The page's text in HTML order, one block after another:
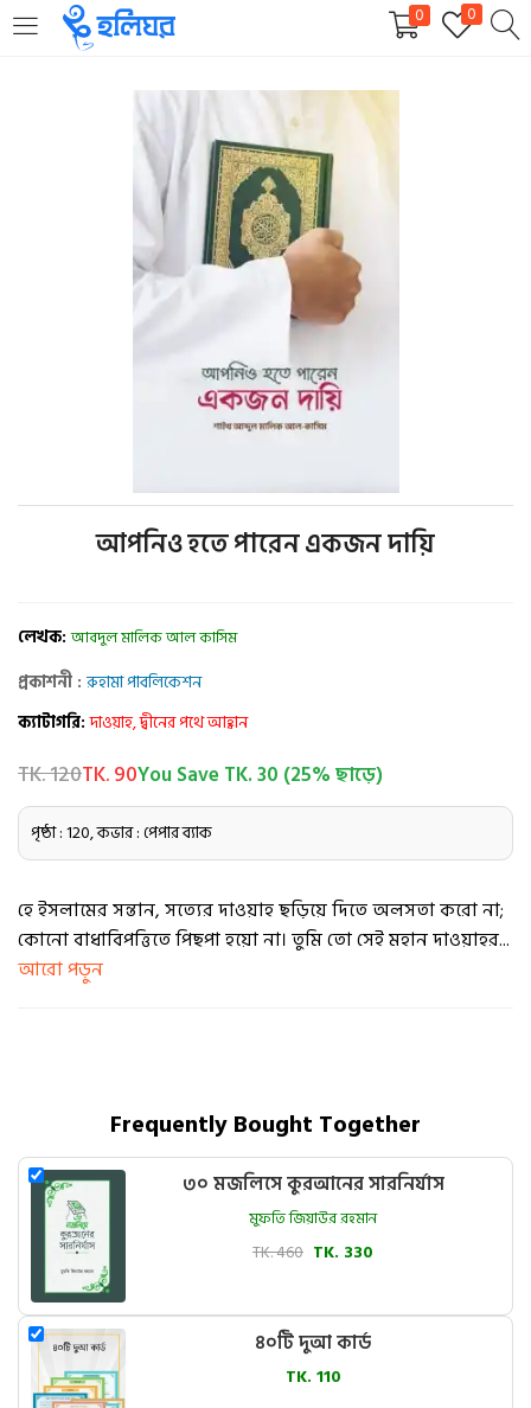
0 0
LOGIN REGISTER
Enter your username and password to login.
Remember me
Login
Lost password?
আপনিও হতে পারেন একজন দায়ি
লেখক:আবদুল মালিক আল কাসিম
প্রকাশনী : রুহামা পাবলিকেশন
ক্যাটাগরি:দাওয়াহ, দ্বীনের পথে আহ্বান
TK. 120TK. 90You Save TK. 30 (25% ছাড়ে)
পৃষ্ঠা : 120, কভার : পেপার ব্যাক
হে ইসলামের সন্তান, সত্যের দাওয়াহ ছড়িয়ে দিতে অলসতা করো না;
কোনো বাধাবিপত্তিতে পিছপা হয়ো না। তুমি তো সেই মহান দাওয়াহর...
আরো পড়ুন
Frequently Bought Together
৩০ মজলিসে কুরআনের সারনির্যাস
মুফতি জিয়াউর রহমান
TK. 460 TK. 330
৪০টি দুআ কার্ড
TK. 110